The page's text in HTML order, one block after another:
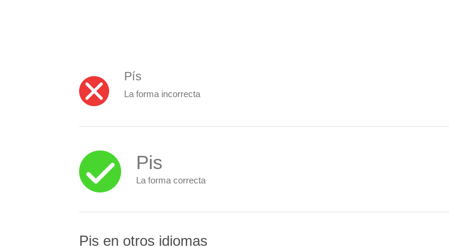
Pís
La forma incorrecta
Pis
La forma correcta
Pis en otros idiomas